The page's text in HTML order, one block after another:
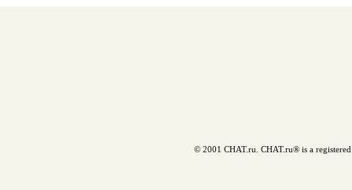
© 2001 CHAT.ru. CHAT.ru® is a